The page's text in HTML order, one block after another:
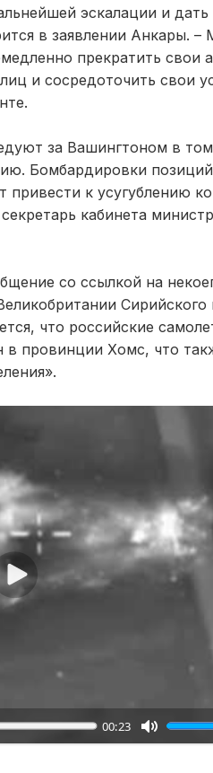
эскалации и дать
в заявлении Анкары. –
прекратить свои
и сосредоточить свои
за Вашингтоном в
Бомбардировки
к усугублению
кабинета
со ссылкой на
Сирийского
что российские
в провинции Хомс, что
00:23
Воспроизвести